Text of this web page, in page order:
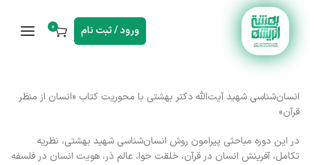
ورود / ثبت نام 0
انسان‌شناسی شهید آیت‌الله دکتر بهشتی با محوریت کتاب «انسان از منظر
قرآن»
در این دوره مباحثی پیرامون روش انسان‌شناسی شهید بهشتی، نظریه
تکامل، آفرینش انسان در قرآن، خلقت حوا، عالم ذر، هویت انسان در فلسفه